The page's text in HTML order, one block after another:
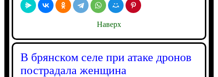
Наверх
В брянском селе при атаке дронов
пострадала женщина